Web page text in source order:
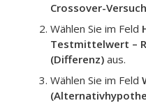
Crossover-
Wählen Sie im Feld
Testmittelwert –
(Differenz) aus.
Wählen Sie im Feld